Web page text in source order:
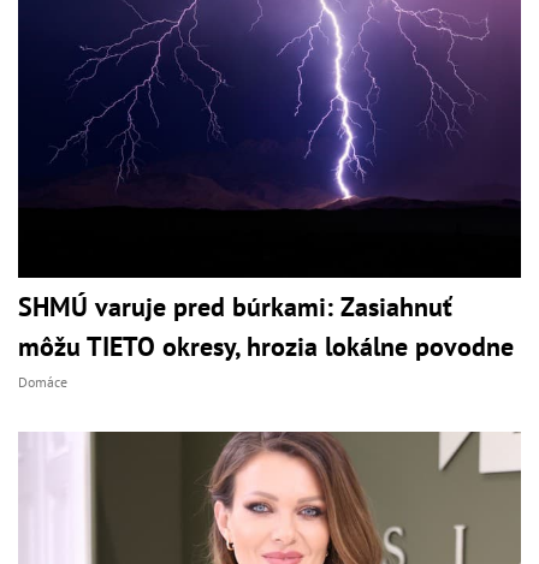
SHMÚ varuje pred búrkami: Zasiahnuť
môžu TIETO okresy, hrozia lokálne povodne
Domáce